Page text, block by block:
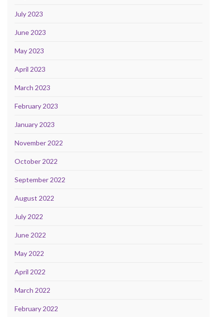
July 2023
June 2023
May 2023
April 2023
March 2023
February 2023
January 2023
November 2022
October 2022
September 2022
August 2022
July 2022
June 2022
May 2022
April 2022
March 2022
February 2022